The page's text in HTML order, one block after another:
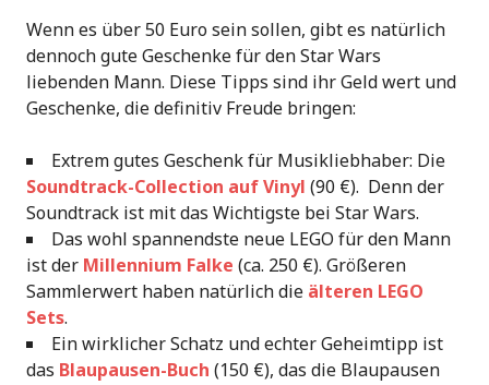
Wenn es über 50 Euro sein sollen, gibt es natürlich
dennoch gute Geschenke für den Star Wars
liebenden Mann. Diese Tipps sind ihr Geld wert und
Geschenke, die definitiv Freude bringen:
Extrem gutes Geschenk für Musikliebhaber: Die
Soundtrack-Collection auf Vinyl (90 €). Denn der
Soundtrack ist mit das Wichtigste bei Star Wars.
Das wohl spannendste neue LEGO für den Mann
ist der Millennium Falke (ca. 250 €). Größeren
Sammlerwert haben natürlich die älteren LEGO
Sets.
Ein wirklicher Schatz und echter Geheimtipp ist
das Blaupausen-Buch (150 €), das die Blaupausen